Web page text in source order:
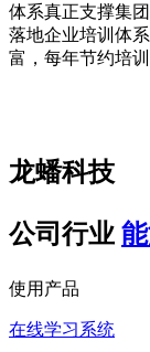
体系真正支撑集
落地企业培训体
富，每年节约培
龙蟠科技
公司行业
使用产品
在线学习系统